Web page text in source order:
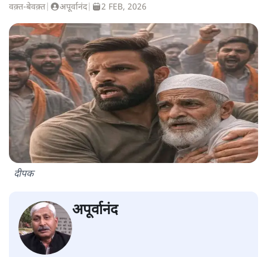
वक़्त-बेवक़्त अपूर्वानंद| 2 FEB, 2026
दीपक
अपूर्वानंद